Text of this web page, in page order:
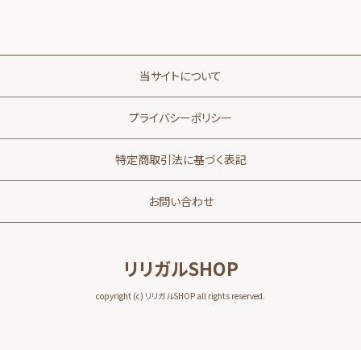
当サイトについて
プライバシーポリシー
特定商取引法に基づく表記
お問い合わせ
リリガルSHOP
copyright (c) リリガルSHOP all rights reserved.